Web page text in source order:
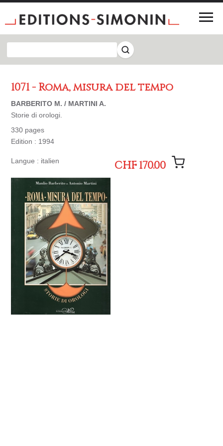
1071 - Roma, misura del tempo
BARBERITO M. / MARTINI A.
Storie di orologi.
330 pages
Edition : 1994
Langue : italien CHF 170.00